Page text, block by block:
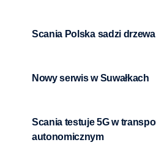
Scania Polska sadzi
Nowy serwis w Suwałkach
Scania testuje 5G w
autonomicznym